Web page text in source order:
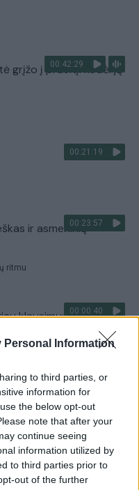
Personal Information
to third parties, or
information for
the below opt-out
note that after your
continue seeing
information utilized by
to third parties prior to
out of the further
00:42:29
grįžo į praeitį: kodėl jų
00:21:19
00:23:57
ir asmeninių
ritmu
00:00:40
klausimų: du